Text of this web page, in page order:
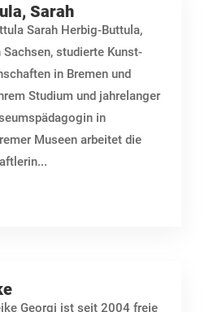
Sarah
Sarah Herbig-Buttula,
studierte Kunst-
in Bremen und
Studium und jahrelanger
in
Museen arbeitet die
Georgi ist seit 2004 freie